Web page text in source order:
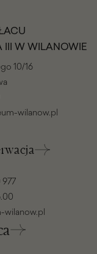
III W WILANOWIE
10/16
wilanow.pl
wilanow.pl